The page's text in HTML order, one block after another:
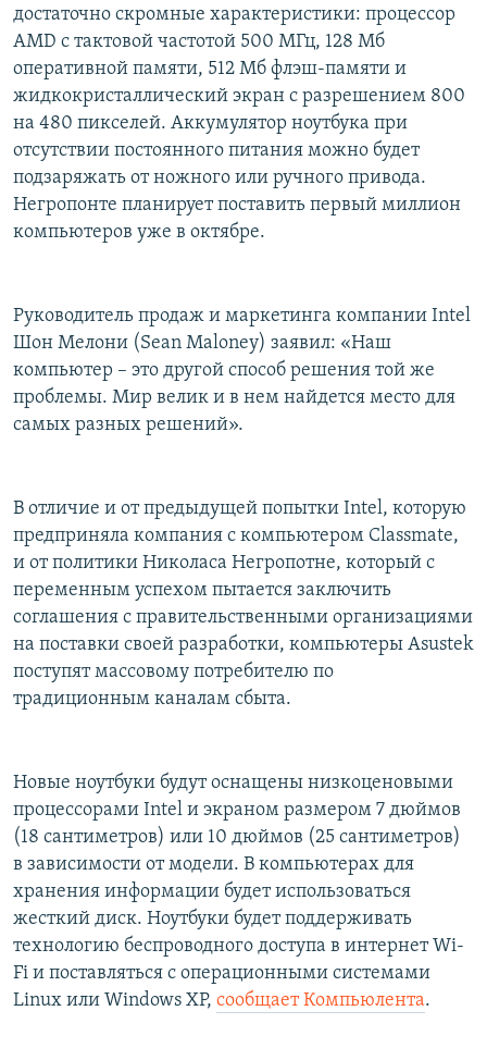
достаточно скромные характеристики: процессор
AMD с тактовой частотой 500 МГц, 128 Мб
оперативной памяти, 512 Мб флэш-памяти и
жидкокристаллический экран с разрешением 800
на 480 пикселей. Аккумулятор ноутбука при
отсутствии постоянного питания можно будет
подзаряжать от ножного или ручного привода.
Негропонте планирует поставить первый миллион
компьютеров уже в октябре.
Руководитель продаж и маркетинга компании Intel
Шон Мелони (Sean Maloney) заявил: «Наш
компьютер – это другой способ решения той же
проблемы. Мир велик и в нем найдется место для
самых разных решений».
В отличие и от предыдущей попытки Intel, которую
предприняла компания с компьютером Classmate,
и от политики Николаса Негропотне, который с
переменным успехом пытается заключить
соглашения с правительственными организациями
на поставки своей разработки, компьютеры Asustek
поступят массовому потребителю по
традиционным каналам сбыта.
Новые ноутбуки будут оснащены низкоценовыми
процессорами Intel и экраном размером 7 дюймов
(18 сантиметров) или 10 дюймов (25 сантиметров)
в зависимости от модели. В компьютерах для
хранения информации будет использоваться
жесткий диск. Ноутбуки будет поддерживать
технологию беспроводного доступа в интернет Wi-
Fi и поставляться с операционными системами
Linux или Windows XP, сообщает Компьюлента.